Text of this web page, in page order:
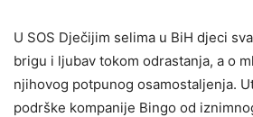
U SOS Dječijim selima u BiH djeci
brigu i ljubav tokom odrastanja, a o
njihovog potpunog osamostaljenja.
podrške kompanije Bingo od